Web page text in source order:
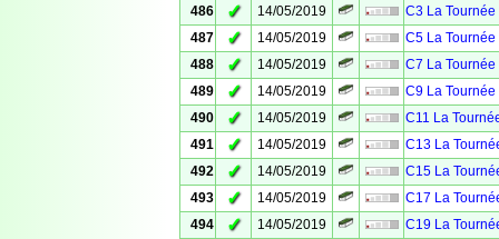
486
✓ 14/05/2019
C3 La
487
✓ 14/05/2019
C5 La
488
✓ 14/05/2019
C7 La
489
✓ 14/05/2019
C9 La
490
✓ 14/05/2019
C11 La
491
✓ 14/05/2019
C13 La
492
✓ 14/05/2019
C15 La
493
✓ 14/05/2019
C17 La
494
✓ 14/05/2019
C19 La